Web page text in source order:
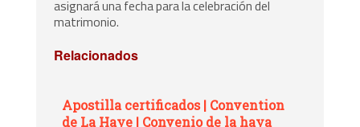
asignará una fecha para la celebración del
matrimonio.
Relacionados
Apostilla certificados | Convention
de La Haye | Convenio de la haya